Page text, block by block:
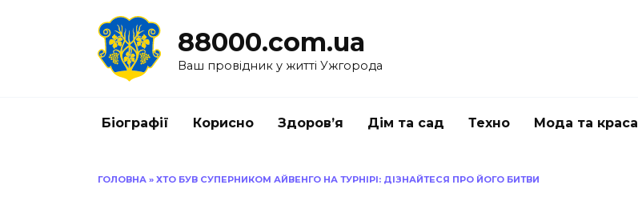
88000.com.ua
Ваш провідник у житті Ужгорода
Біографії Корисно Здоров’я Дім та сад Техно Мода та краса
ГОЛОВНА » ХТО БУВ СУПЕРНИКОМ АЙВЕНГО НА ТУРНІРІ: ДІЗНАЙТЕСЯ ПРО ЙОГО БИТВИ